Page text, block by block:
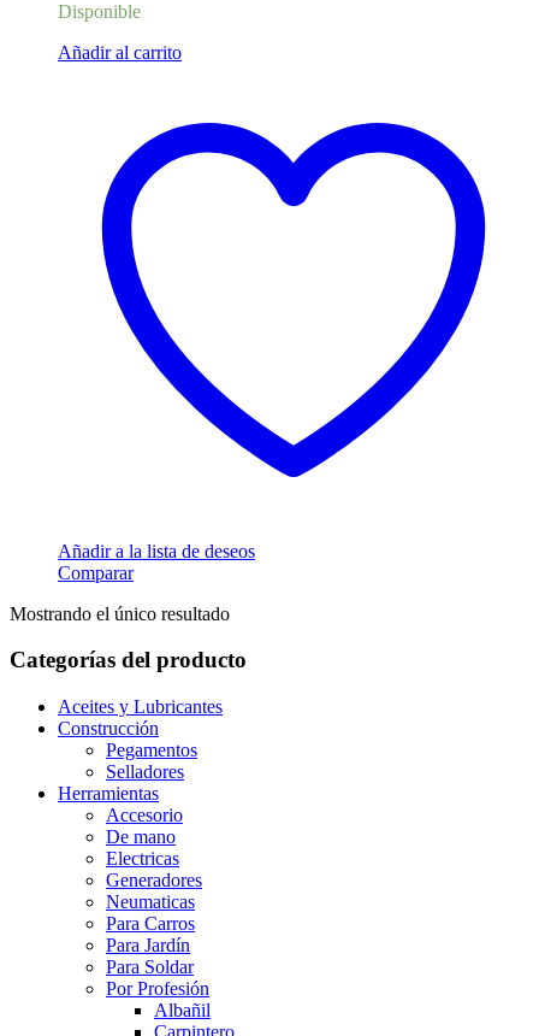
Disponible
Añadir al carrito
Añadir a la lista de deseos
Comparar
Mostrando el único resultado
Categorías del producto
Aceites y Lubricantes
Construcción
Pegamentos
Selladores
Herramientas
Accesorio
De mano
Electricas
Generadores
Neumaticas
Para Carros
Para Jardín
Para Soldar
Por Profesión
Albañil
Carpintero